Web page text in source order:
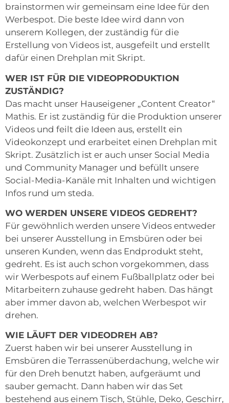
brainstormen wir gemeinsam eine Idee für den
Werbespot. Die beste Idee wird dann von
unserem Kollegen, der zuständig für die
Erstellung von Videos ist, ausgefeilt und erstellt
dafür einen Drehplan mit Skript.
WER IST FÜR DIE VIDEOPRODUKTION
ZUSTÄNDIG?
Das macht unser Hauseigener „Content Creator“
Mathis. Er ist zuständig für die Produktion unserer
Videos und feilt die Ideen aus, erstellt ein
Videokonzept und erarbeitet einen Drehplan mit
Skript. Zusätzlich ist er auch unser Social Media
und Community Manager und befüllt unsere
Social-Media-Kanäle mit Inhalten und wichtigen
Infos rund um steda.
WO WERDEN UNSERE VIDEOS GEDREHT?
Für gewöhnlich werden unsere Videos entweder
bei unserer Ausstellung in Emsbüren oder bei
unseren Kunden, wenn das Endprodukt steht,
gedreht. Es ist auch schon vorgekommen, dass
wir Werbespots auf einem Fußballplatz oder bei
Mitarbeitern zuhause gedreht haben. Das hängt
aber immer davon ab, welchen Werbespot wir
drehen.
WIE LÄUFT DER VIDEODREH AB?
Zuerst haben wir bei unserer Ausstellung in
Emsbüren die Terrassenüberdachung, welche wir
für den Dreh benutzt haben, aufgeräumt und
sauber gemacht. Dann haben wir das Set
bestehend aus einem Tisch, Stühle, Deko, Geschirr,